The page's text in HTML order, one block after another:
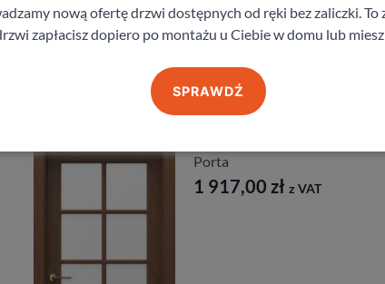
Produkty z kategorii Drzwi wewnętrzne
Porta
1 917,00 zł z VAT
nową ofertę drzwi dostępnych od ręki bez zaliczki. To
zapłacisz dopiero po montażu u Ciebie w domu lub
SPRAWDŹ